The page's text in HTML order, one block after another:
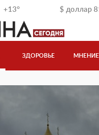
$ доллар
+13°
ЗДОРОВЬЕ МНЕНИЕ